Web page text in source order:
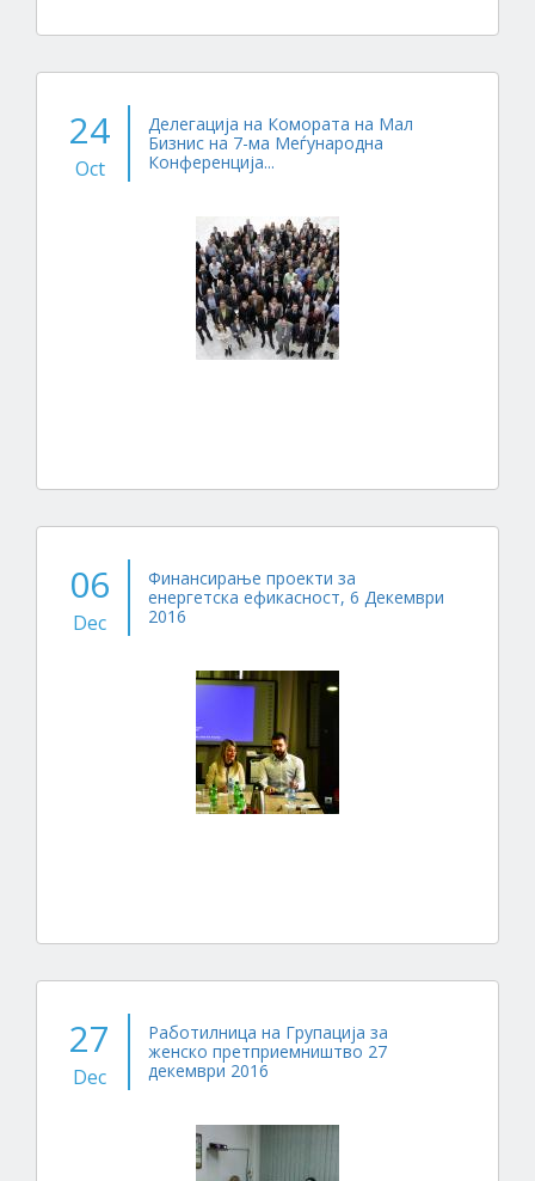
24
Oct
Делегација на Комората на Мал
Бизнис на 7-ма Меѓународна
Конференција...
06
Dec
Финансирање проекти за
енергетска ефикасност, 6 Декември
2016
27
Dec
Работилница на Групација за
женско претприемништво 27
декември 2016